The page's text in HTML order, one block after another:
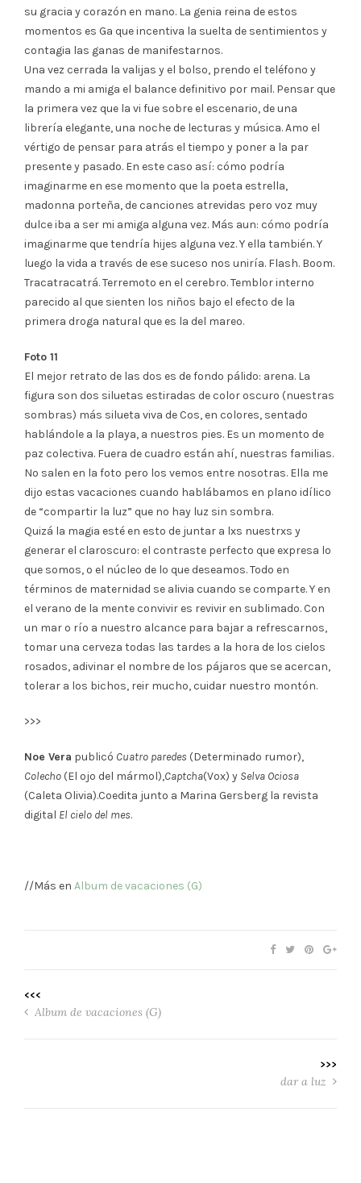
su gracia y corazón en mano. La genia reina de estos
momentos es Ga que incentiva la suelta de sentimientos y
contagia las ganas de manifestarnos.
Una vez cerrada la valijas y el bolso, prendo el teléfono y
mando a mi amiga el balance definitivo por mail. Pensar que
la primera vez que la vi fue sobre el escenario, de una
librería elegante, una noche de lecturas y música. Amo el
vértigo de pensar para atrás el tiempo y poner a la par
presente y pasado. En este caso así: cómo podría
imaginarme en ese momento que la poeta estrella,
madonna porteña, de canciones atrevidas pero voz muy
dulce iba a ser mi amiga alguna vez. Más aun: cómo podría
imaginarme que tendría hijes alguna vez. Y ella también. Y
luego la vida a través de ese suceso nos uniría. Flash. Boom.
Tracatracatrá. Terremoto en el cerebro. Temblor interno
parecido al que sienten los niños bajo el efecto de la
primera droga natural que es la del mareo.
Foto 11
El mejor retrato de las dos es de fondo pálido: arena. La
figura son dos siluetas estiradas de color oscuro (nuestras
sombras) más silueta viva de Cos, en colores, sentado
hablándole a la playa, a nuestros pies. Es un momento de
paz colectiva. Fuera de cuadro están ahí, nuestras familias.
No salen en la foto pero los vemos entre nosotras. Ella me
dijo estas vacaciones cuando hablábamos en plano idílico
de “compartir la luz” que no hay luz sin sombra.
Quizá la magia esté en esto de juntar a lxs nuestrxs y
generar el claroscuro: el contraste perfecto que expresa lo
que somos, o el núcleo de lo que deseamos. Todo en
términos de maternidad se alivia cuando se comparte. Y en
el verano de la mente convivir es revivir en sublimado. Con
un mar o río a nuestro alcance para bajar a refrescarnos,
tomar una cerveza todas las tardes a la hora de los cielos
rosados, adivinar el nombre de los pájaros que se acercan,
tolerar a los bichos, reir mucho, cuidar nuestro montón.
>>>
Noe Vera publicó Cuatro paredes (Determinado rumor),
Colecho (El ojo del mármol),Captcha(Vox) y Selva Ociosa
(Caleta Olivia).Coedita junto a Marina Gersberg la revista
digital El cielo del mes.
//Más en Album de vacaciones (G)
<<<
Album de vacaciones (G)
>>>
dar a luz